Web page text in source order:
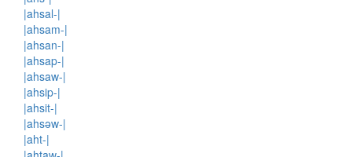
|ahsal-|
|ahsam-|
|ahsan-|
|ahsap-|
|ahsaw-|
|ahsip-|
|ahsit-|
|ahsəw-|
|aht-|